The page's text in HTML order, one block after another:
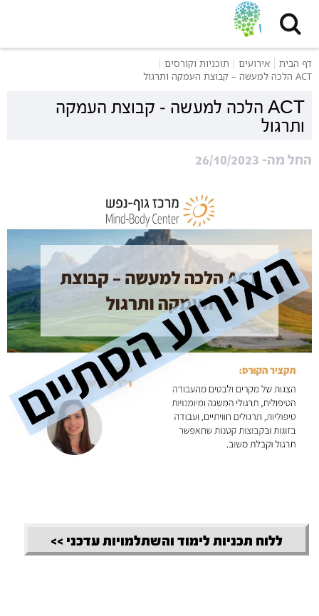
דף הבית אירועים
תוכניות וקורסים
ACT הלכה למעשה – קבוצת העמקה ותרגול
ACT הלכה למעשה – קבוצת העמקה
ותרגול
החל מה- 26/10/2023
ללוח תכניות לימוד והשתלמויות עדכני >>